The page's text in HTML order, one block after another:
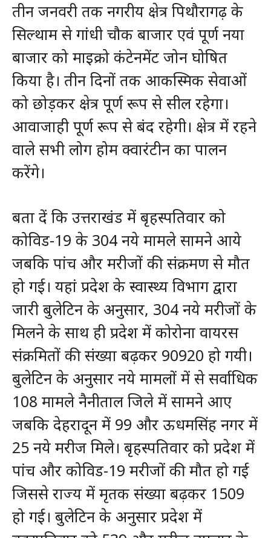
तीन जनवरी तक नगरीय क्षेत्र पिथौरागढ़ के
सिल्थाम से गांधी चौक बाजार एवं पूर्ण नया
बाजार को माइक्रो कंटेनमेंट जोन घोषित
किया है। तीन दिनों तक आकस्मिक सेवाओं
को छोड़कर क्षेत्र पूर्ण रूप से सील रहेगा।
आवाजाही पूर्ण रूप से बंद रहेगी। क्षेत्र में रहने
वाले सभी लोग होम क्वारंटीन का पालन
करेंगे।
बता दें कि उत्तराखंड में बृहस्पतिवार को
कोविड-19 के 304 नये मामले सामने आये
जबकि पांच और मरीजों की संक्रमण से मौत
हो गई। यहां प्रदेश के स्वास्थ्य विभाग द्वारा
जारी बुलेटिन के अनुसार, 304 नये मरीजों के
मिलने के साथ ही प्रदेश में कोरोना वायरस
संक्रमितों की संख्या बढ़कर 90920 हो गयी।
बुलेटिन के अनुसार नये मामलों में से सर्वाधिक
108 मामले नैनीताल जिले में सामने आए
जबकि देहरादून में 99 और ऊधमसिंह नगर में
25 नये मरीज मिले। बृहस्पतिवार को प्रदेश में
पांच और कोविड-19 मरीजों की मौत हो गई
जिससे राज्य में मृतक संख्या बढ़कर 1509
हो गई। बुलेटिन के अनुसार प्रदेश में